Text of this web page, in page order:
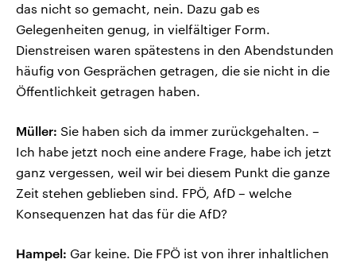
das nicht so gemacht, nein. Dazu gab es
Gelegenheiten genug, in vielfältiger Form.
Dienstreisen waren spätestens in den Abendstunden
häufig von Gesprächen getragen, die sie nicht in die
Öffentlichkeit getragen haben.
Müller: Sie haben sich da immer zurückgehalten. –
Ich habe jetzt noch eine andere Frage, habe ich jetzt
ganz vergessen, weil wir bei diesem Punkt die ganze
Zeit stehen geblieben sind. FPÖ, AfD – welche
Konsequenzen hat das für die AfD?
Hampel: Gar keine. Die FPÖ ist von ihrer inhaltlichen